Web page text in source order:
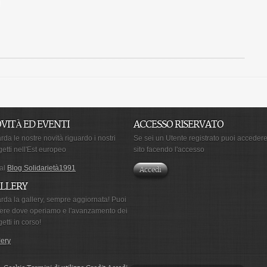
ED EVENTI
le nostre novità riguardo i nostri
nell'Est europeo
Blog Solidarietà1991
la gallery, sempre aggiornata! Puoi
dove operiamo e l'avanzamento dei
in corso!
ACCESSO RISERVATO
Se sei un Utente registrato puoi
sito facendo l'accesso
Accedi